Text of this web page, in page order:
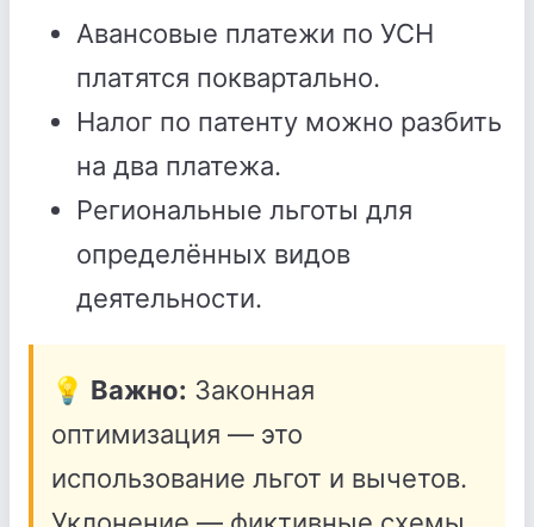
Авансовые платежи по УСН
платятся поквартально.
Налог по патенту можно разбить
на два платежа.
Региональные льготы для
определённых видов
деятельности.
💡 Важно: Законная
оптимизация — это
использование льгот и вычетов.